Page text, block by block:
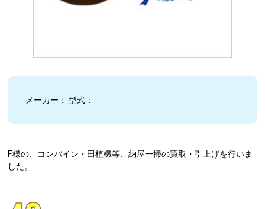
メーカー： 型式：
F様の、コンバイン・田植機等、納屋一掃の買取・引上げを行いま
した。